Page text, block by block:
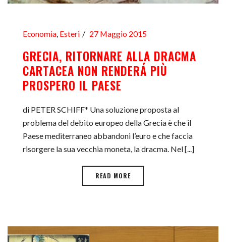
Economia, Esteri 27 Maggio 2015
GRECIA, RITORNARE ALLA DRACMA
CARTACEA NON RENDERÁ PIÙ
PROSPERO IL PAESE
di PETER SCHIFF* Una soluzione proposta al
problema del debito europeo della Grecia è che il
Paese mediterraneo abbandoni l’euro e che faccia
risorgere la sua vecchia moneta, la dracma. Nel [...]
READ MORE